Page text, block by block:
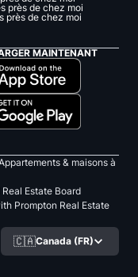
près de chez moi
près de chez moi
MAINTENANT
& maisons à
Estate Board
Prompton Real Estate
🇨🇦Canada (FR)